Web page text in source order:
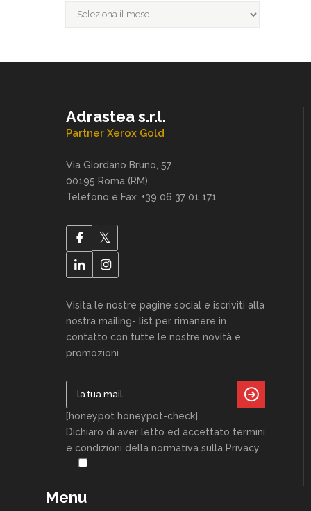
Archivio
Adrastea s.r.l.
Partner Xerox Gold
Via Giordano Bruno, 57
00195 Roma (RM)
Telefono e Fax: +39 06 37 01 171
Visita le nostre pagine social e iscriviti alla
nostra mailing- list per rimanere in
contatto con tutte le nostre novità e
promozioni
[honeypot honeypot-check]
Dichiaro di aver letto ed accettato termini
e condizioni della normativa sulla Privacy
Menu